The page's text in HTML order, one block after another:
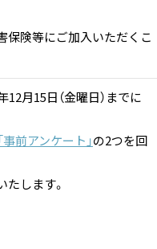
保険等にご加入いただくこ
月15日（金曜日）までに
「事前アンケート」の2つを回
します。